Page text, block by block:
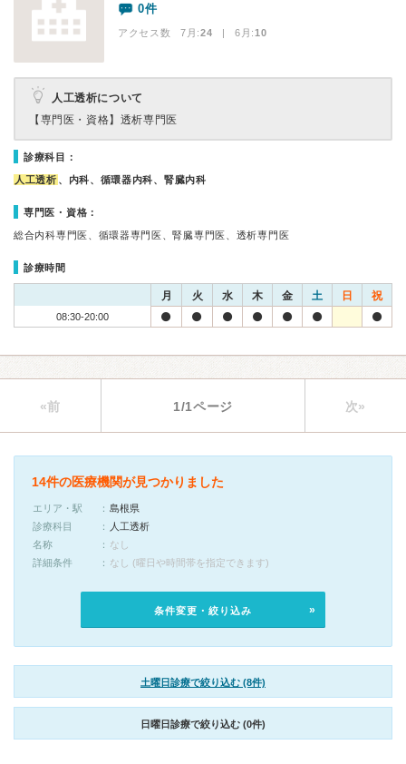
0件
アクセス数 7月:24 | 6月:10
人工透析について
【専門医・資格】 透析専門医
診療科目：
人工透析 、内科、循環器内科、腎臓内科
専門医・資格：
総合内科専門医、循環器専門医、腎臓専門医、透析専門医
診療時間
月 火 水 木 金 土 日 祝
08:30-20:00
«前 1/1ページ 次»
14件の医療機関が見つかりました
エリア・駅
島根県
診療科目
人工透析
名称
なし
詳細条件
なし (曜日や時間帯を指定できます)
条件変更・絞り込み
土曜日診療で絞り込む (8件)
日曜日診療で絞り込む (0件)